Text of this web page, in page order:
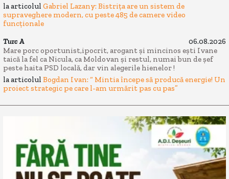
la articolul Gabriel Lazany: Bistrița are un sistem de
supraveghere modern, cu peste 485 de camere video
funcționale
Turc A
06.08.2026
Mare porc oportunist,ipocrit, arogant și mincinos ești Ivane
taică la fel ca Nicula, ca Moldovan și restul, numai bun de șef
peste haita PSD locală, dar vin alegerile hienelor !
la articolul Bogdan Ivan: “ Mintia începe să producă energie! Un
proiect strategic pe care l-am urmărit pas cu pas”